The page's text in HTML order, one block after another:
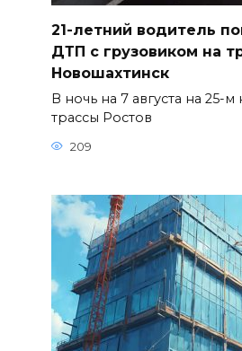
21-летний водитель
ДТП с грузовиком на
Новошахтинск
В ночь на 7 августа на 25-
трассы Ростов
209